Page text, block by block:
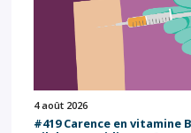
4 août 2026
#419 Carence en vitamine